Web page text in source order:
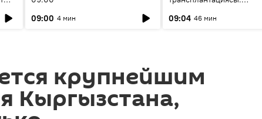
09:00 4 мин
келечеги
09:04 46 мин
крупнейшим
Кыргызстана,